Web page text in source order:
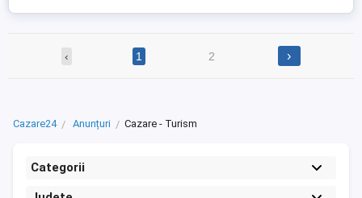
‹ 1 2 ›
Cazare24 Anunțuri Cazare - Turism
Categorii